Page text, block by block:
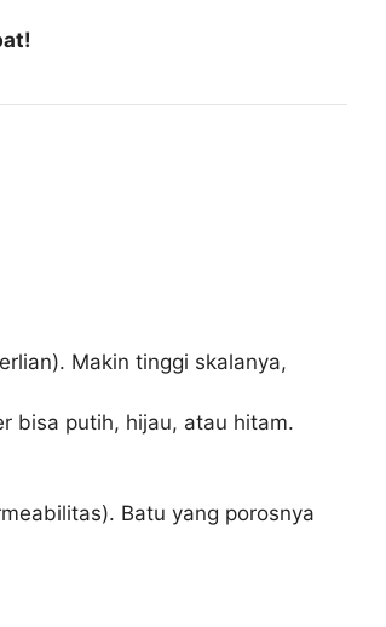
Makin tinggi skalanya,
bisa putih, hijau, atau hitam.
Batu yang porosnya